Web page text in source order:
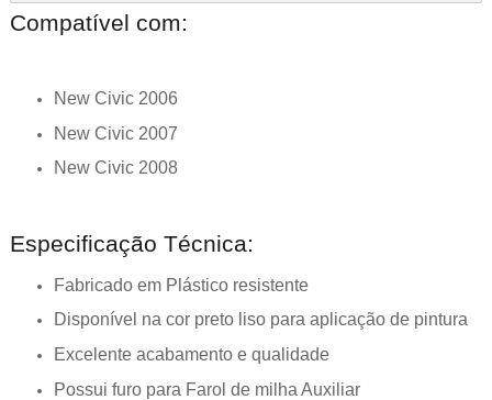
Compatível com:
New Civic 2006
New Civic 2007
New Civic 2008
Especificação Técnica:
Fabricado em Plástico resistente
Disponível na cor preto liso para aplicação de pintura
Excelente acabamento e qualidade
Possui furo para Farol de milha Auxiliar